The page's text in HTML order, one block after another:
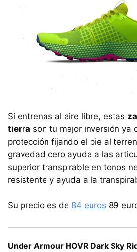
Si entrenas al aire libre, estas
tierra son tu mejor inversión ya
protección fijando el pie al
gravedad cero ayuda a las
superior transpirable en tonos
resistente y ayuda a la
Su precio es de 84 euros 89
Under Armour HOVR Dark Sky